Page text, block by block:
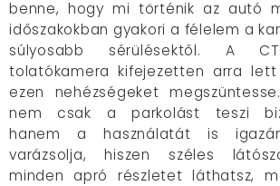
benne, hogy mi történik az autó
időszakokban gyakori a félelem a
súlyosabb sérülésektől. A
tolatókamera kifejezetten arra
ezen nehézségeket
nem csak a parkolást teszi
hanem a használatát is
varázsolja, hiszen széles
minden apró részletet láthatsz,